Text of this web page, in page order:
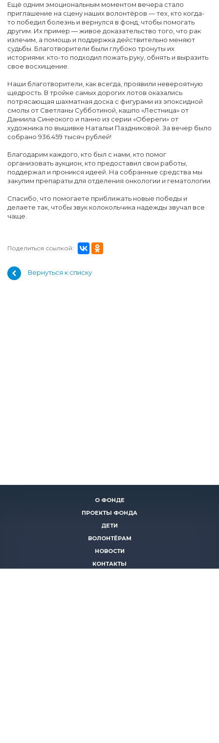
Ещё одним эмоциональным моментом вечера стало
приглашение на сцену наших волонтёров — тех, кто когда-
то победил болезнь и вернулся в фонд, чтобы помогать
другим. Их пример — живое доказательство того, что рак
излечим, а помощь и поддержка действительно меняют
судьбы. Благотворители были глубоко тронуты их
историями: кто-то подходил пожать руку, обнять и выразить
свое восхищение.
Наши благотворители, как всегда, проявили невероятную
щедрость. В тройке самых дорогих лотов оказались
потрясающая шахматная доска с фигурами из эпоксидной
смолы от Светланы Субботиной, кашпо «Лестница» от
Даниила Синеокого и панно из серии «Обереги» от
художника по вышивке Натальи Паздниковой. За вечер было
собрано 936.459 тысяч рублей!
Благодарим каждого, кто был с нами, кто помог
организовать аукцион, кто предоставил свои работы,
поддержал и проникся идеей. На собранные средства мы
закупим препараты для отделения онкологии и гематологии.
Спасибо, что помогаете приближать новые победы и
делаете так, чтобы звук колокольчика надежды звучал все
чаще.
Поделиться ссылкой:
Вернуться к списку
О ФОНДЕ
ПРОЕКТЫ ФОНДА
ДЕТИ
ВОЛОНТЁРАМ
НОВОСТИ
КОНТАКТЫ